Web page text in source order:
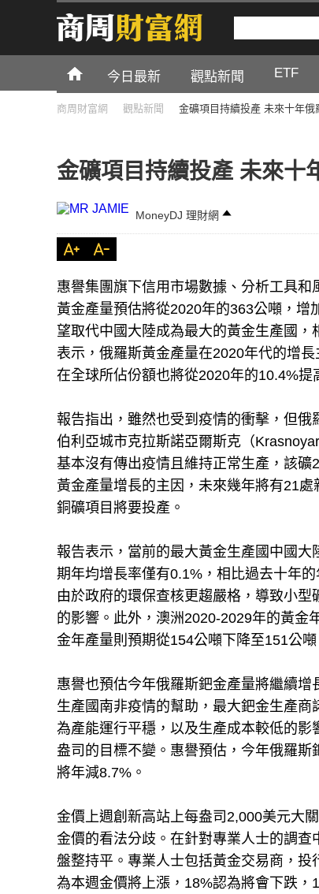
今日最新 觀點新聞 ETF
商周財富網 觀點新聞 金礦項目持續投產 未來十年
金礦項目持續投產 未來十
MoneyDJ 理財網
惠譽集團旗下信用市場數據、分析工具
黃金產量預估將從2020年的363公噸，增
望取代中國大陸成為最大的黃金生產國
表示，俄羅斯黃金產量在2020年代的增
在全球所佔份額也將從2020年的10.4%提
報告指出，雖然也受到疫情的衝擊，但
伯利亞城市克拉斯諾亞爾斯克（
基本沒有傳出疫情且維持正常生產，該
黃金產量增長的主因，未來幾年將有21
銅礦項目將要投產。
報告表示，當前的最大黃金生產國中國
期年均增長率僅有0.1%，相比過去十年
由於政府的環保查核更趨嚴格，導致小
的影響。此外，澳洲2020-2029年的黃金
金年產量則預期從154公噸下降至151公噸
惠譽也預估今年俄羅斯鈀金產量將繼續
生產國南非疫情的幫助，最大鈀金生產
為產能運行平穩，以及生產成本較低的
盎司的目標不變。惠譽預估，今年俄羅
將年減8.7%。
金價上週創新高站上每盎司2,000美元大
金價的看法分歧。在針對專業人士的調
盤整持平。專業人士包括黃金交易商，
為本週金價將上漲，18%認為將會下跌，